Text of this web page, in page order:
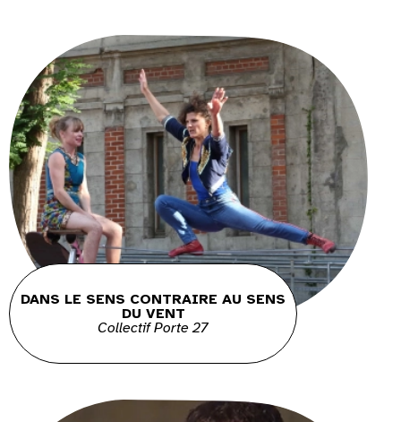
DANS LE SENS CONTRAIRE AU SENS
DU VENT
Collectif Porte 27